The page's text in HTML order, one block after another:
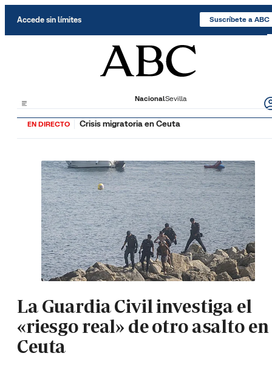
Accede sin límites Suscríbete a ABC
NacionalSevilla
EN DIRECTO Crisis migratoria en Ceuta
La Guardia Civil investiga el
«riesgo real» de otro asalto en
Ceuta